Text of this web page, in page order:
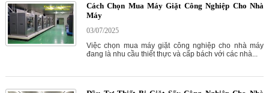
Cách Chọn Mua Máy Giặt Công Nghiệp Cho Nhà
Máy
03/07/2025
Việc chọn mua máy giặt công nghiệp cho nhà máy
đang là nhu cầu thiết thực và cấp bách với các nhà...